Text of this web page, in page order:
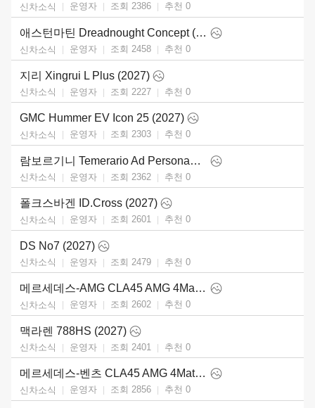
신차소식 운영자 조회 2386 추천 0
애스턴마틴 Dreadnought Concept (2026)
신차소식 운영자 조회 2458 추천 0
지리 Xingrui L Plus (2027)
신차소식 운영자 조회 2227 추천 0
GMC Hummer EV Icon 25 (2027)
신차소식 운영자 조회 2303 추천 0
람보르기니 Temerario Ad Personam (2026)
신차소식 운영자 조회 2362 추천 0
폴크스바겐 ID.Cross (2027)
신차소식 운영자 조회 2601 추천 0
DS No7 (2027)
신차소식 운영자 조회 2479 추천 0
메르세데스-AMG CLA45 AMG 4Matic (2027)
신차소식 운영자 조회 2602 추천 0
맥라렌 788HS (2027)
신차소식 운영자 조회 2401 추천 0
메르세데스-벤츠 CLA45 AMG 4Matic (2027)
신차소식 운영자 조회 2856 추천 0